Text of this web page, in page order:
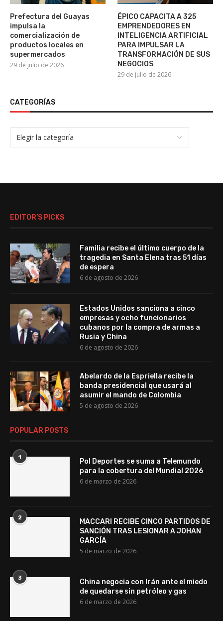
Prefectura del Guayas
impulsa la
comercialización de
productos locales en
supermercados
29 de julio de 2026
ÉPICO CAPACITA A 325
EMPRENDEDORES EN
INTELIGENCIA ARTIFICIAL
PARA IMPULSAR LA
TRANSFORMACIÓN DE SUS
NEGOCIOS
29 de julio de 2026
CATEGORÍAS
EDITOR’S PICKS
Familia recibe el último cuerpo de la
tragedia en Santa Elena tras 51 días
de espera
6 de agosto de 2026
Estados Unidos sanciona a cinco
empresas y ocho funcionarios
cubanos por la compra de armas a
Rusia y China
6 de agosto de 2026
Abelardo de la Espriella recibe la
banda presidencial que usará al
asumir el mando de Colombia
5 de agosto de 2026
POPULAR POSTS
1
Pol Deportes se suma a Telemundo
para la cobertura del Mundial 2026
6 de marzo de 2026
2
MACCARI RECIBE CINCO PARTIDOS DE
SANCIÓN TRAS LESIONAR A JOHAN
GARCÍA
5 de marzo de 2026
3
China negocia con Irán ante el miedo
de quedarse sin petróleo y gas
6 de marzo de 2026